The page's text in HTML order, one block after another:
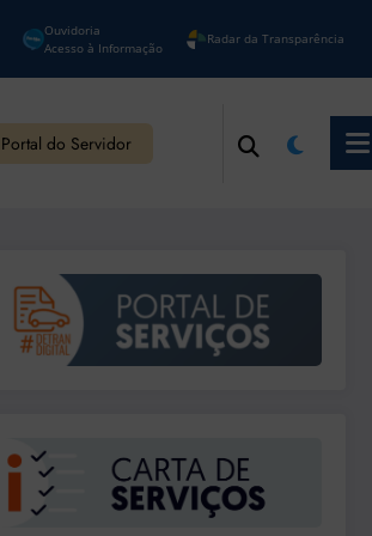
Ouvidoria
Acesso à Informação
Radar da Transparência
Portal do Servidor